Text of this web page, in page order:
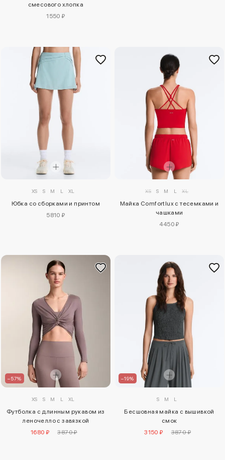
смесового хлопка
1550 ₽
XS S M L XL
Юбка со сборками и принтом
5810 ₽
XS S M L XL
Майка Comfortlux с тесемками и
чашками
4450 ₽
–57%
XS S M L XL
Футболка с длинным рукавом из
леночелло с завязкой
1680 ₽
3870 ₽
–19%
S M L
Бесшовная майка с вышивкой
смок
3150 ₽
3870 ₽